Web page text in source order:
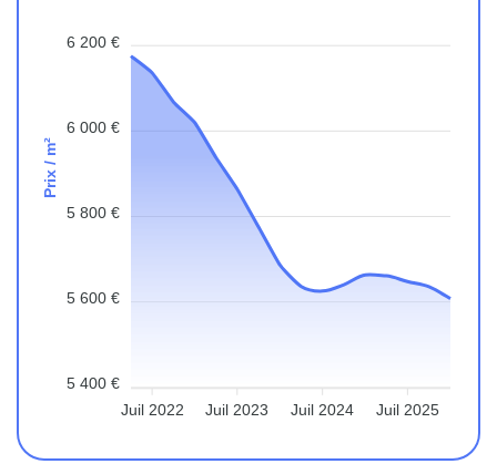
6 200 €
6 000 €
5 800 €
5 600 €
5 400 €
Prix / m²
Juil 2022 Juil 2023 Juil 2024 Juil 2025